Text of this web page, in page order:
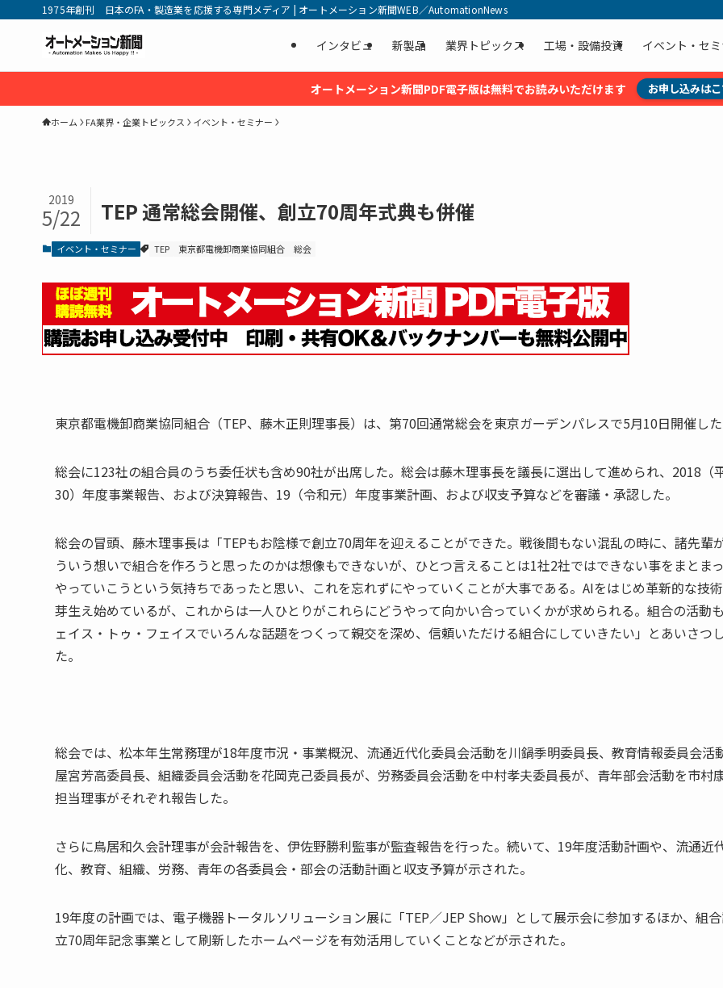
1975年創刊 日本のFA・製造業を応援する専門メディア | オートメーション新聞WEB／AutomationNews
インタビュ 新製品 業界トピックス 工場・設備投資 イベント・セ
オートメーション新聞PDF電子版は無料でお読みいただけます お申し込みは
ホーム FA業界・企業トピックス イベント・セミナー
TEP 通常総会開催、創立70周年式典も併催
2019
5/22
イベント・セミナー TEP 東京都電機卸商業協同組合 総会
東京都電機卸商業協同組合（TEP、藤木正則理事長）は、第70回通常総会を東京ガーデンパレスで5月10日開催し
総会に123社の組合員のうち委任状も含め90社が出席した。総会は藤木理事長を議長に選出して進められ、2018（
30）年度事業報告、および決算報告、19（令和元）年度事業計画、および収支予算などを審議・承認した。
総会の冒頭、藤木理事長は「TEPもお陰様で創立70周年を迎えることができた。戦後間もない混乱の時に、諸先輩
ういう想いで組合を作ろうと思ったのかは想像もできないが、ひとつ言えることは1社2社ではできない事をまとま
やっていこうという気持ちであったと思い、これを忘れずにやっていくことが大事である。AIをはじめ革新的な技
芽生え始めているが、これからは一人ひとりがこれらにどうやって向かい合っていくかが求められる。組合の活動
ェイス・トゥ・フェイスでいろんな話題をつくって親交を深め、信頼いただける組合にしていきたい」とあいさつ
た。
総会では、松本年生常務理が18年度市況・事業概況、流通近代化委員会活動を川鍋季明委員長、教育情報委員会活
屋宮芳高委員長、組織委員会活動を花岡克己委員長が、労務委員会活動を中村孝夫委員長が、青年部会活動を市村
担当理事がそれぞれ報告した。
さらに鳥居和久会計理事が会計報告を、伊佐野勝利監事が監査報告を行った。続いて、19年度活動計画や、流通近
化、教育、組織、労務、青年の各委員会・部会の活動計画と収支予算が示された。
19年度の計画では、電子機器トータルソリューション展に「TEP／JEP Show」として展示会に参加するほか、組
立70周年記念事業として刷新したホームページを有効活用していくことなどが示された。